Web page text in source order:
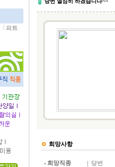
피트
희망사항
희망직종 당번